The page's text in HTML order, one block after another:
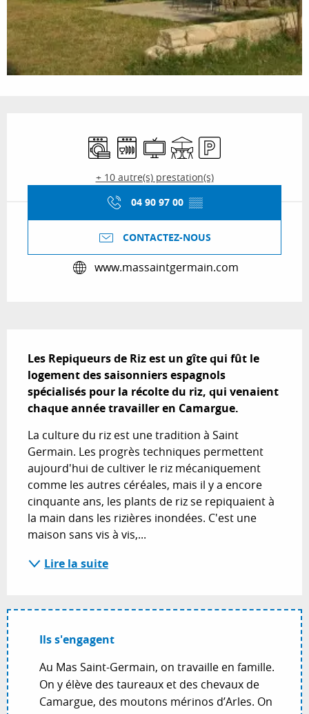
Lave lingeLave vaisselle
TélévisionTerrasseParking
+ 10 autre(s) prestation(s)
04 90 97 00 ▒▒
CONTACTEZ-NOUS
www.massaintgermain.com
Les Repiqueurs de Riz est un gîte qui fût le
logement des saisonniers espagnols
spécialisés pour la récolte du riz, qui venaient
chaque année travailler en Camargue.
La culture du riz est une tradition à Saint
Germain. Les progrès techniques permettent
aujourd'hui de cultiver le riz mécaniquement
comme les autres céréales, mais il y a encore
cinquante ans, les plants de riz se repiquaient à
la main dans les rizières inondées. C'est une
maison sans vis à vis,...
Lire la suite
Ils s'engagent
Au Mas Saint-Germain, on travaille en famille.
On y élève des taureaux et des chevaux de
Camargue, des moutons mérinos d’Arles. On